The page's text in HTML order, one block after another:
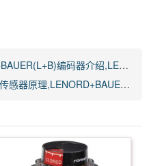
介绍,LENORD+BAUER(L+B)编码器特点和优势
传感器设置方法